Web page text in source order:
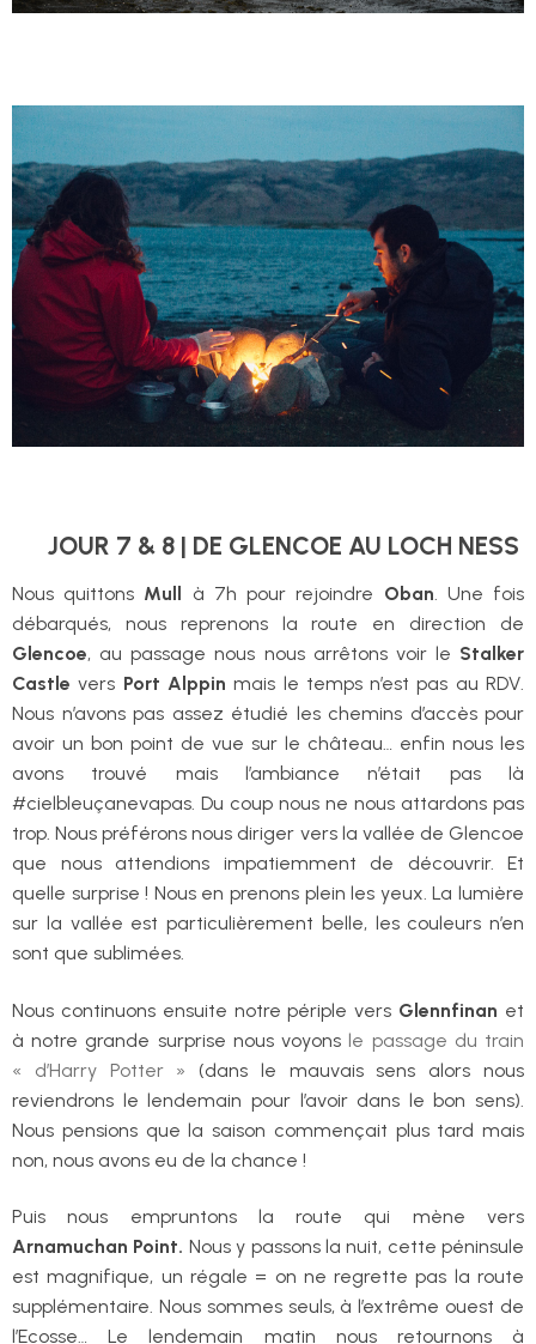
JOUR 7 & 8 | DE GLENCOE AU LOCH NESS
Nous quittons Mull à 7h pour rejoindre Oban. Une fois
débarqués, nous reprenons la route en direction de
Glencoe, au passage nous nous arrêtons voir le Stalker
Castle vers Port Alppin mais le temps n’est pas au RDV.
Nous n’avons pas assez étudié les chemins d’accès pour
avoir un bon point de vue sur le château… enfin nous les
avons trouvé mais l’ambiance n’était pas là
#cielbleuçanevapas. Du coup nous ne nous attardons pas
trop. Nous préférons nous diriger vers la vallée de Glencoe
que nous attendions impatiemment de découvrir. Et
quelle surprise ! Nous en prenons plein les yeux. La lumière
sur la vallée est particulièrement belle, les couleurs n’en
sont que sublimées.
Nous continuons ensuite notre périple vers Glennfinan et
à notre grande surprise nous voyons le passage du train
« d’Harry Potter » (dans le mauvais sens alors nous
reviendrons le lendemain pour l’avoir dans le bon sens).
Nous pensions que la saison commençait plus tard mais
non, nous avons eu de la chance !
Puis nous empruntons la route qui mène vers
Arnamuchan Point. Nous y passons la nuit, cette péninsule
est magnifique, un régale = on ne regrette pas la route
supplémentaire. Nous sommes seuls, à l’extrême ouest de
l’Ecosse… Le lendemain matin nous retournons à